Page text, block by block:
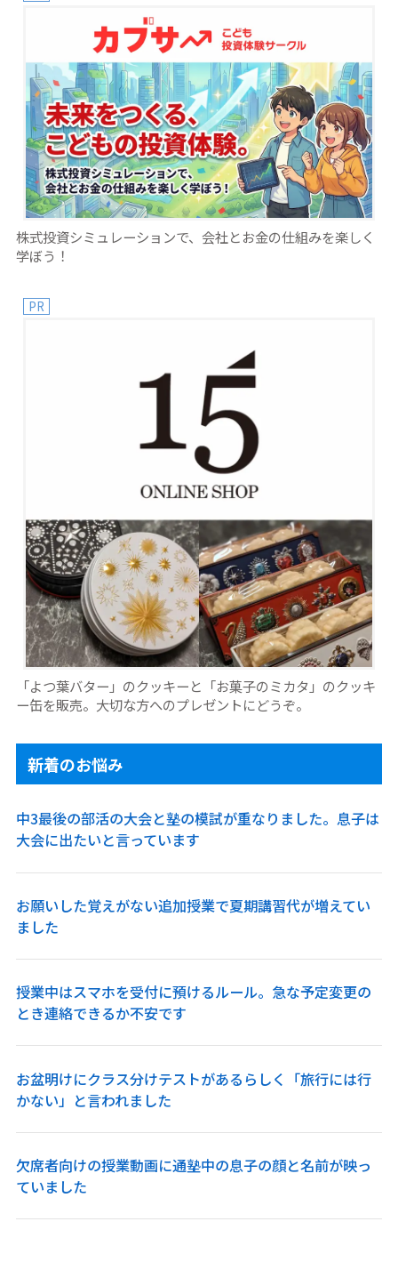
株式投資シミュレーションで、会社とお金の仕組みを楽しく
学ぼう！
PR
「よつ葉バター」のクッキーと「お菓子のミカタ」のクッキ
ー缶を販売。大切な方へのプレゼントにどうぞ。
新着のお悩み
中3最後の部活の大会と塾の模試が重なりました。息子は
大会に出たいと言っています
お願いした覚えがない追加授業で夏期講習代が増えてい
ました
授業中はスマホを受付に預けるルール。急な予定変更の
とき連絡できるか不安です
お盆明けにクラス分けテストがあるらしく「旅行には行
かない」と言われました
欠席者向けの授業動画に通塾中の息子の顔と名前が映っ
ていました